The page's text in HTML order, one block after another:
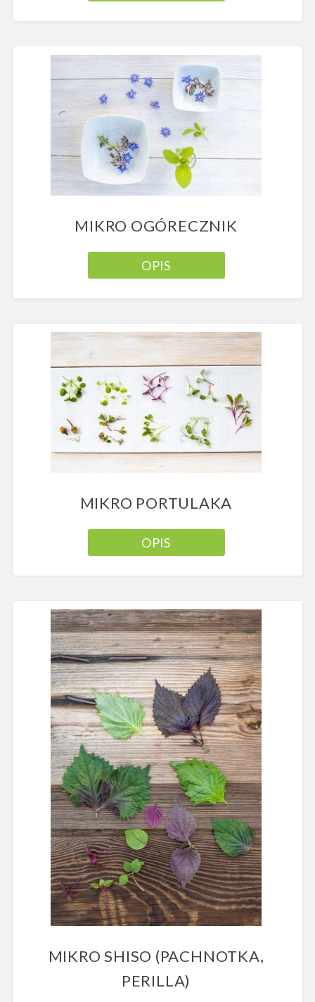
MIKRO OGÓRECZNIK
OPIS
MIKRO PORTULAKA
OPIS
MIKRO SHISO (PACHNOTKA,
PERILLA)